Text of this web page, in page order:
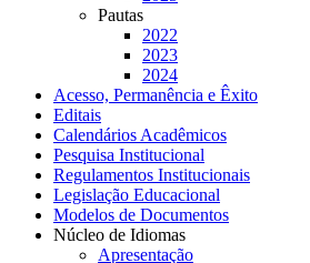
Pautas
2022
2023
2024
Acesso, Permanência e Êxito
Editais
Calendários Acadêmicos
Pesquisa Institucional
Regulamentos Institucionais
Legislação Educacional
Modelos de Documentos
Núcleo de Idiomas
Apresentação